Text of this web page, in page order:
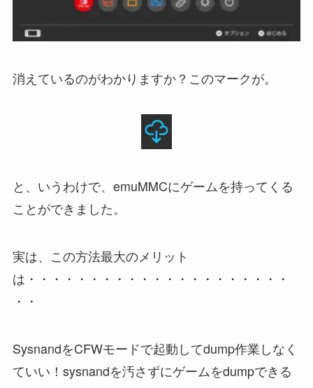
消えているのがわかりますか？このマークが。
と、いうわけで、emuMMCにゲームを持ってくる
ことができました。
実は、この方法最大のメリット
は・・・・・・・・・・・・・・・・・・・・・
・・
SysnandをCFWモードで起動してdump作業しなく
ていい！sysnandを汚さずにゲームをdumpできる